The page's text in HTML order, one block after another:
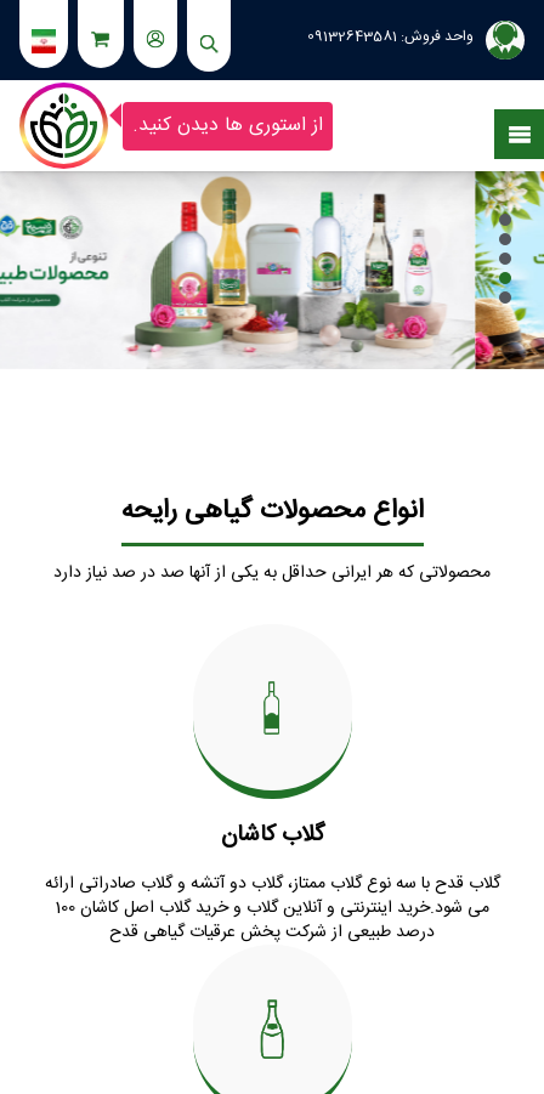
واحد فروش: 09132643581
از استوری ها دیدن کنید.
انواع محصولات گیاهی رایحه
محصولاتی که هر ایرانی حداقل به یکی از آنها صد در صد نیاز دارد
گلاب کاشان
گلاب قدح با سه نوع گلاب ممتاز، گلاب دو آتشه و گلاب صادراتی ارائه
می شود.خرید اینترنتی و آنلاین گلاب و خرید گلاب اصل کاشان 100
درصد طبیعی از شرکت پخش عرقیات گیاهی قدح